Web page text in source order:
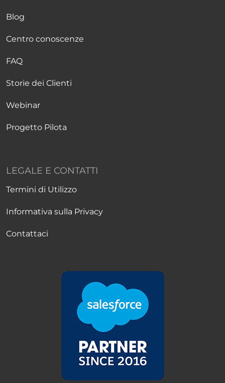
Blog
Centro conoscenze
FAQ
Storie dei Clienti
Webinar
Progetto Pilota
LEGALE E CONTATTI
Termini di Utilizzo
Informativa sulla Privacy
Contattaci